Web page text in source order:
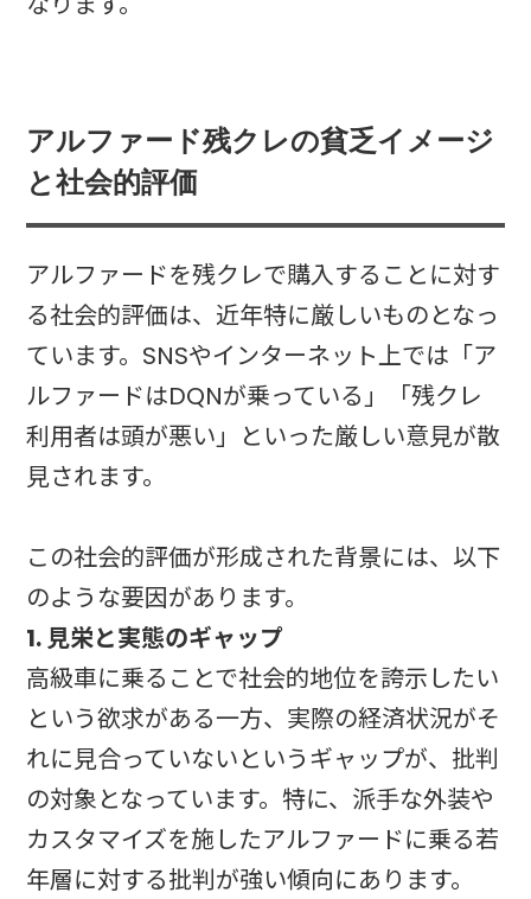
アルファード残クレの貧乏イメージ
と社会的評価
アルファードを残クレで購入することに対す
る社会的評価は、近年特に厳しいものとなっ
ています。SNSやインターネット上では「ア
ルファードはDQNが乗っている」「残クレ
利用者は頭が悪い」といった厳しい意見が散
見されます。
この社会的評価が形成された背景には、以下
のような要因があります。
1. 見栄と実態のギャップ
高級車に乗ることで社会的地位を誇示したい
という欲求がある一方、実際の経済状況がそ
れに見合っていないというギャップが、批判
の対象となっています。特に、派手な外装や
カスタマイズを施したアルファードに乗る若
年層に対する批判が強い傾向にあります。